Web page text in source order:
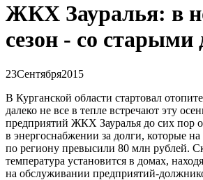
ЖКХ Зауралья: в
сезон - со старыми
23Сентября2015
В Курганской области стартовал
далеко не все в тепле встречают эту
предприятий ЖКХ Зауралья до сих пор
в энергоснабжении за долги, которые на
по региону превысили 80 млн рублей.
температура установится в домах,
на обслуживании предприятий-